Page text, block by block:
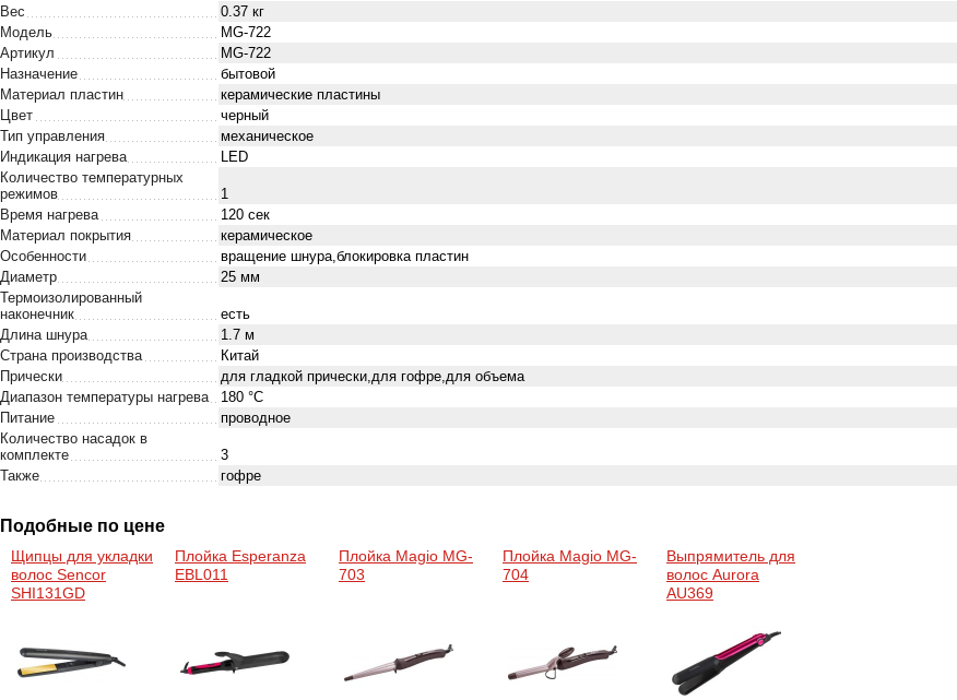
Вес
0.37 кг
Модель
MG-722
Артикул
MG-722
Назначение
бытовой
Материал пластин
керамические пластины
Цвет
черный
Тип управления
механическое
Индикация нагрева
LED
Количество температурных
режимов
1
Время нагрева
120 сек
Материал покрытия
керамическое
Особенности
вращение шнура,блокировка пластин
Диаметр
25 мм
Термоизолированный
наконечник
есть
Длина шнура
1.7 м
Страна производства
Китай
Прически
для гладкой прически,для гофре,для объема
Диапазон температуры нагрева
180 °С
Питание
проводное
Количество насадок в
комплекте
3
Также
гофре
Подобные по цене
Щипцы для укладки
волос Sencor
SHI131GD
Плойка Esperanza
EBL011
Плойка Magio MG-
703
Плойка Magio MG-
704
Выпрямитель для
волос Aurora
AU369